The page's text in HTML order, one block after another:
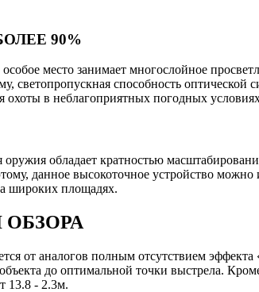
90%
особое место занимает многослойное
светопропускная способность
в неблагоприятных погодных
обладает кратностью
данное высокоточное устройство
широких площадях.
от аналогов полным отсутствием
до оптимальной точки выстрела.
13.8 - 2.3м.